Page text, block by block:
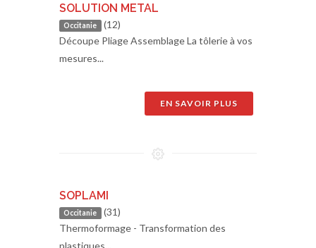
SOLUTION METAL
Occitanie (12)
Découpe Pliage Assemblage La tôlerie à vos
mesures...
EN SAVOIR PLUS
SOPLAMI
Occitanie (31)
Thermoformage - Transformation des
plastiques...